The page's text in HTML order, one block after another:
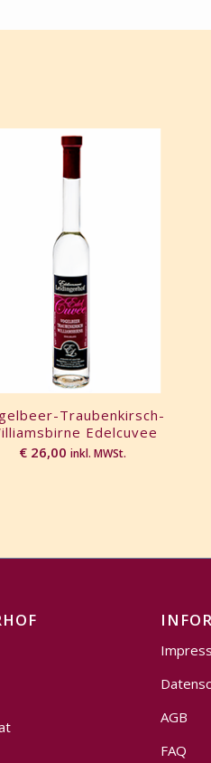
Traubenkirsch-
Edelcuvee
€ 26,00 inkl. MWSt.
AGB
FAQ